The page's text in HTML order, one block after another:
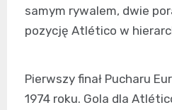
samym rywalem, dwie
pozycję Atlético w
Pierwszy finał Pucharu
1974 roku. Gola dla